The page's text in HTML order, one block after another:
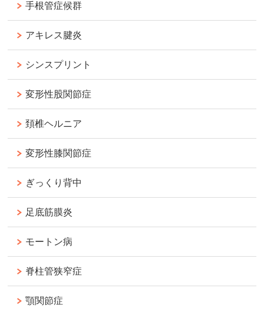
手根管症候群
アキレス腱炎
シンスプリント
変形性股関節症
頚椎ヘルニア
変形性膝関節症
ぎっくり背中
足底筋膜炎
モートン病
脊柱管狭窄症
顎関節症